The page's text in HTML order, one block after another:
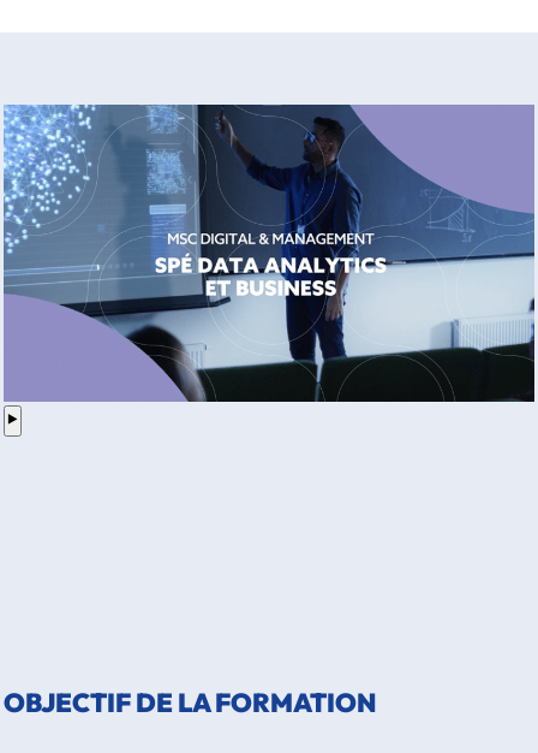
⯈
OBJECTIF DE LA FORMATION